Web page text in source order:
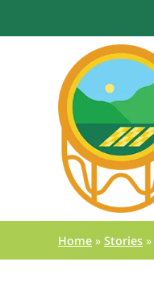
Home » Stories »